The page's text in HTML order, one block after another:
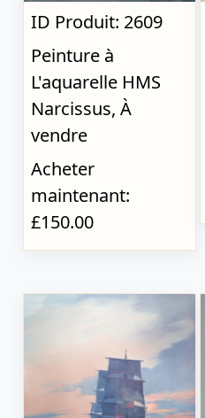
ID Produit: 2609
Peinture à
L'aquarelle HMS
Narcissus, À
vendre
Acheter
maintenant:
£150.00